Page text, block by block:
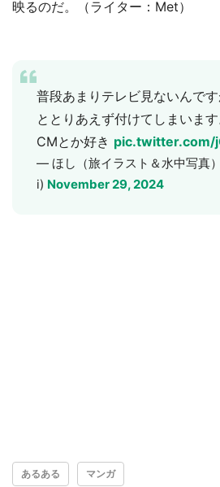
映るのだ。（ライター：Met）
普段あまりテレビ見ないんで
ととりあえず付けてしまいま
CMとか好き pic.twitter.com/
— ほし（旅イラスト＆水中写真
i) November 29, 2024
あるある マンガ